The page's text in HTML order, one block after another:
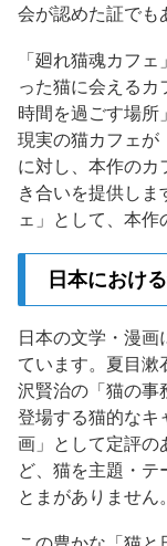
会が認めた証でも
「廻れ猫魂カフ
った猫に会えるカ
時間を過ごす場所
現実の猫カフェが
に対し、本作のカ
き合いを提供しま
ェ」として、本作
日本におけ
日本の文学・漫
ています。夏目漱
沢賢治の「猫の事
登場する猫的なキ
画」として定評の
ど、猫を主題・テ
とまがありません。